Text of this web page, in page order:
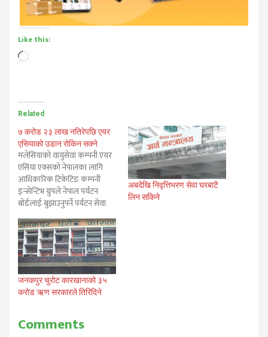
Like this:
Loading…
Related
७ करोड २३ लाख नतिरेपछि एयर
एसियाको उडान रोकिन सक्ने
मलेसियाको वायुसेवा कम्पनी एयर
एसिया एक्सको नेपालका लागि
आधिकारिक टिकेटिङ कम्पनी
इन्सेन्टिभ ग्रुपले नेपाल पर्यटन
बोर्डलाई बुझाउनुपर्ने पर्यटन सेवा
शुल्क बापतको सात करोड रुपैयाँ
बुझाएको छैन। एयर एसियाको
जनरल सेल्स एजेन्ट (जीएसए)
पाएको यो कम्पनीलाई पटकपटक
ताकेता गर्दा पनि शुल्क बापतको
सात करोड २३ लाख रुपैयाँ
नबुझाएको पर्यटन बोर्ड उच्च…
अबदेखि निवृत्तिभरण सेवा घरबाटै
लिन सकिने
जनकपुर चुरोट कारखानाको ३५
करोड ऋण सरकारले तिरिदिने
Comments